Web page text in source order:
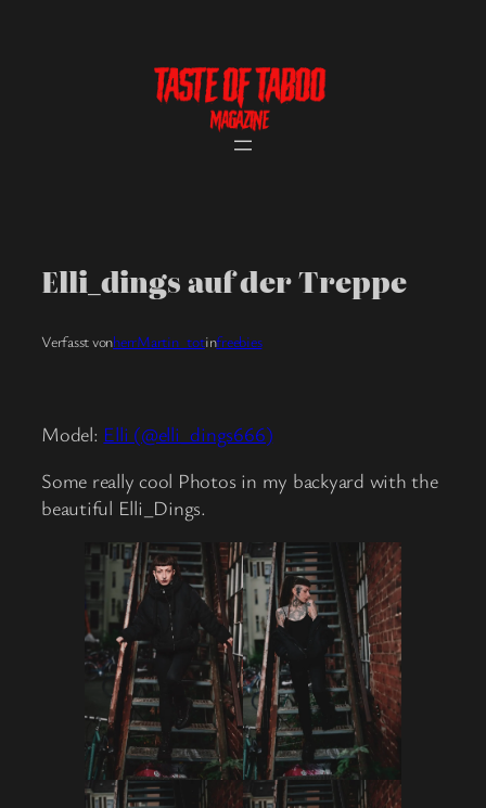
Elli_dings auf der Treppe
Verfasst vonherrMartin_totinfreebies
Model: Elli (@elli_dings666)
Some really cool Photos in my backyard with the
beautiful Elli_Dings.